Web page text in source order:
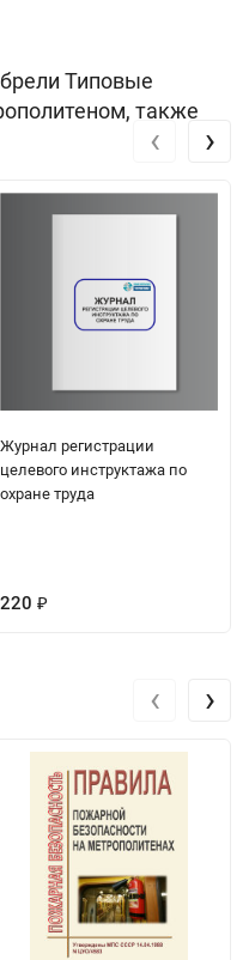
Типовые
также
Журнал регистрации
целевого инструктажа по
охране труда
220 ₽
‹ ›
‹ ›